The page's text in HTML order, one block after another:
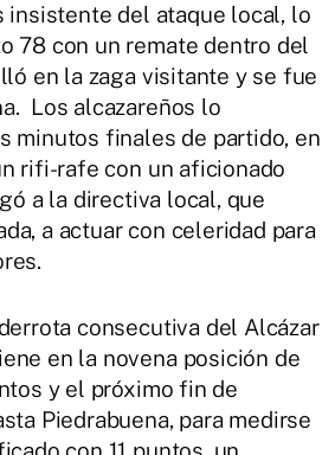
insistente del ataque local, lo
78 con un remate dentro del
en la zaga visitante y se fue
Los alcazareños lo
minutos finales de partido, en
rifi-rafe con un aficionado
a la directiva local, que
a actuar con celeridad para
consecutiva del Alcázar
en la novena posición de
y el próximo fin de
Piedrabuena, para medirse